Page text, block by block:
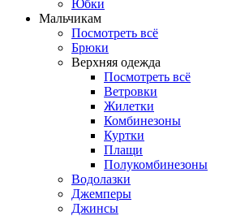
Юбки
Мальчикам
Посмотреть всё
Брюки
Верхняя одежда
Посмотреть всё
Ветровки
Жилетки
Комбинезоны
Куртки
Плащи
Полукомбинезоны
Водолазки
Джемперы
Джинсы